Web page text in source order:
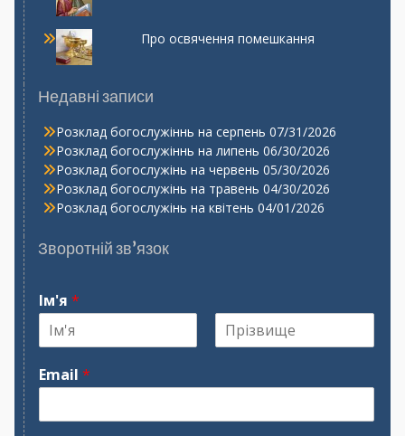
Про освячення помешкання
Недавні записи
Розклад богослужіннь на серпень 07/31/2026
Розклад богослужіннь на липень 06/30/2026
Розклад богослужінь на червень 05/30/2026
Розклад богослужінь на травень 04/30/2026
Розклад богослужінь на квітень 04/01/2026
Зворотній зв’язок
Ім'я *
м
'
и
Email *